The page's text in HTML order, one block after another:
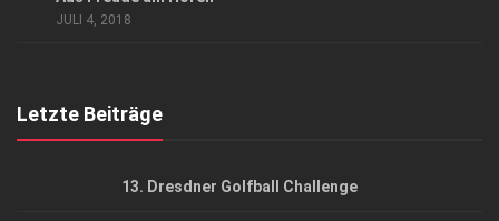
JULI 4, 2018
Letzte Beiträge
13. Dresdner Golfball Challenge